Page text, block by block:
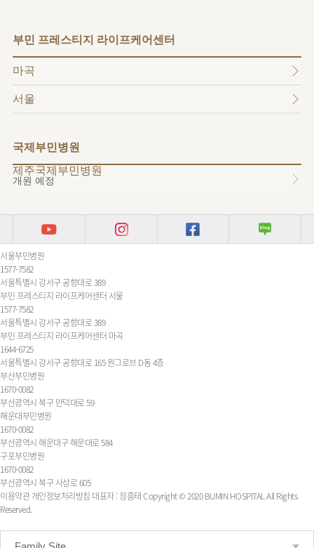
부민 프레스티지 라이프케어센터
마곡
서울
국제부민병원
제주국제부민병원
개원 예정
서울부민병원
1577-7582
서울특별시 강서구 공항대로 389
부민 프레스티지 라이프케어센터 서울
1577-7582
서울특별시 강서구 공항대로 389
부민 프레스티지 라이프케어센터 마곡
1644-6725
서울특별시 강서구 공항대로 165 원그로브 D동 4층
부산부민병원
1670-0082
부산광역시 북구 만덕대로 59
해운대부민병원
1670-0082
부산광역시 해운대구 해운대로 584
구포부민병원
1670-0082
부산광역시 북구 사상로 605
이용약관 개인정보처리방침 대표자 : 정흥태Copyright © 2020 BUMIN HOSPITAL All Rights
Reserved.